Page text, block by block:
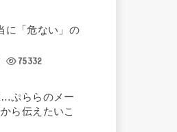
に「危ない」の
75332
ぷららのメー
ら伝えたいこ